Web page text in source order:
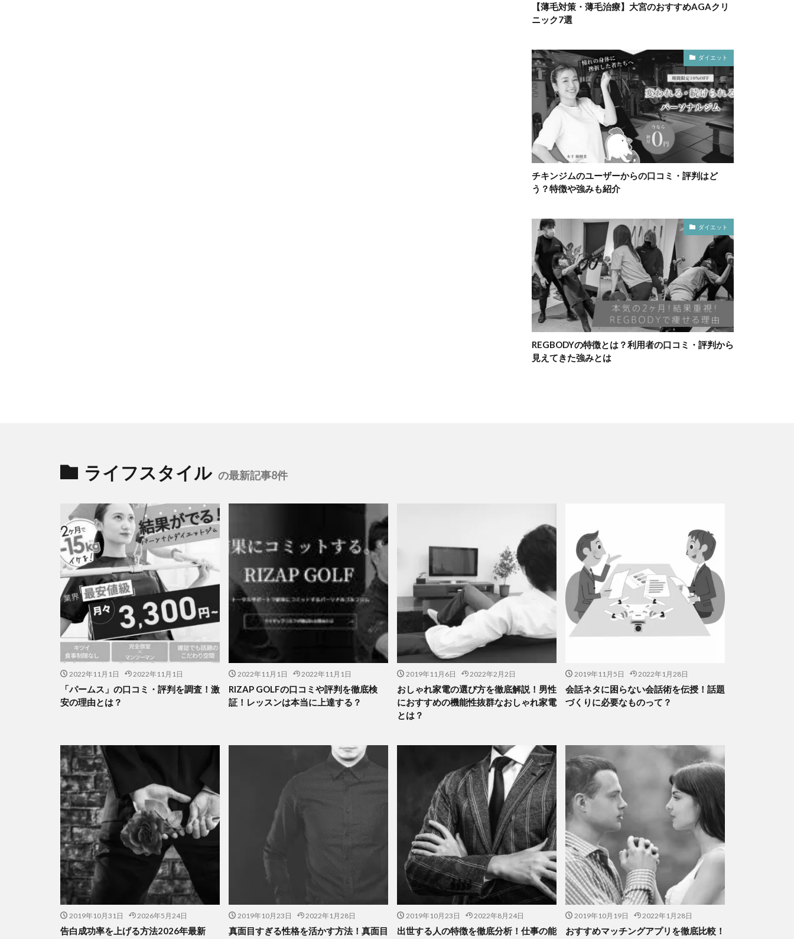
【薄毛対策・薄毛治療】大宮のおすすめAGAクリ
ニック7選
ダイエット
チキンジムのユーザーからの口コミ・評判はど
う？特徴や強みも紹介
ダイエット
REGBODYの特徴とは？利用者の口コミ・評判から
見えてきた強みとは
ライフスタイル の最新記事8件
2022年11月1日 2022年11月1日
「パームス」の口コミ・評判を調査！激
安の理由とは？
2022年11月1日 2022年11月1日
RIZAP GOLFの口コミや評判を徹底検
証！レッスンは本当に上達する？
2019年11月6日 2022年2月2日
おしゃれ家電の選び方を徹底解説！男性
におすすめの機能性抜群なおしゃれ家電
とは？
2019年11月5日 2022年1月28日
会話ネタに困らない会話術を伝授！話題
づくりに必要なものって？
2019年10月31日 2026年5月24日
告白成功率を上げる方法2026年最新
2019年10月23日 2022年1月28日
真面目すぎる性格を活かす方法！真面目
2019年10月23日 2022年8月24日
出世する人の特徴を徹底分析！仕事の能
2019年10月19日 2022年1月28日
おすすめマッチングアプリを徹底比較！